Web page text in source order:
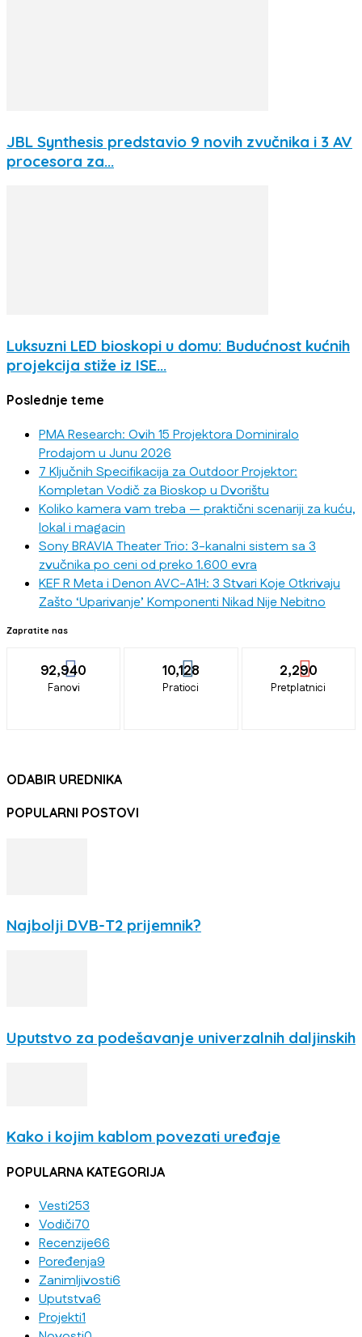
JBL Synthesis predstavio 9 novih zvučnika i 3 AV
procesora za...
Luksuzni LED bioskopi u domu: Budućnost kućnih
projekcija stiže iz ISE...
Poslednje teme
PMA Research: Ovih 15 Projektora Dominiralo
Prodajom u Junu 2026
7 Ključnih Specifikacija za Outdoor Projektor:
Kompletan Vodič za Bioskop u Dvorištu
Koliko kamera vam treba — praktični scenariji za kuću,
lokal i magacin
Sony BRAVIA Theater Trio: 3-kanalni sistem sa 3
zvučnika po ceni od preko 1.600 evra
KEF R Meta i Denon AVC-A1H: 3 Stvari Koje Otkrivaju
Zašto ‘Uparivanje’ Komponenti Nikad Nije Nebitno
Zapratite nas
92,940
Fanovi
10,128
Pratioci
2,290
Pretplatnici
ODABIR UREDNIKA
POPULARNI POSTOVI
Najbolji DVB-T2 prijemnik?
Uputstvo za podešavanje univerzalnih daljinskih
Kako i kojim kablom povezati uređaje
POPULARNA KATEGORIJA
Vesti253
Vodiči70
Recenzije66
Poređenja9
Zanimljivosti6
Uputstva6
Projekti1